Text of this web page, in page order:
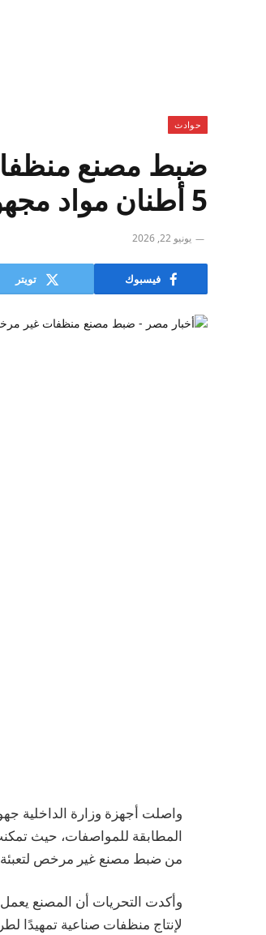
حوادث
ضبط مصنع
5 أطنان مواد مجهولة المصدر ومنتهية الصلاحية
يونيو 22, 2026
فيسبوك تويتر
واصلت أجهزة وزارة الداخلية
المطابقة للمواصفات، حيث
من ضبط مصنع غير مرخص لتعبئة
وأكدت التحريات أن المصنع
لإنتاج منظفات صناعية تمهيدًا